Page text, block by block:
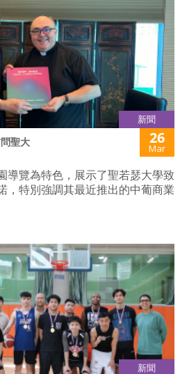
新聞
聖大 26
Mar
導覽為特色，展示了聖若瑟大學致
，特別強調其最近推出的中葡商業
新聞